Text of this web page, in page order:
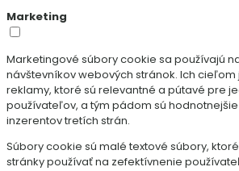
Marketing
Marketingové súbory cookie sa používajú
návštevníkov webových stránok. Ich
reklamy, ktoré sú relevantné a pútavé pre
používateľov, a tým pádom sú
inzerentov tretích strán.
Súbory cookie sú malé textové súbory,
stránky používať na zefektívnenie